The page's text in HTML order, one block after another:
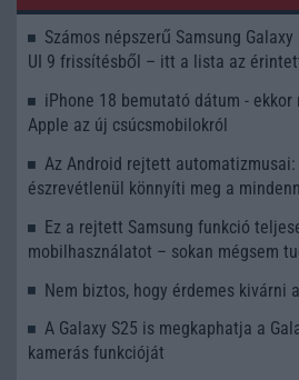
Számos népszerű Samsung
UI 9 frissítésből – itt a lista az
iPhone 18 bemutató dátum -
Apple az új csúcsmobilokról
Az Android rejtett
észrevétlenül könnyíti meg a
Ez a rejtett Samsung funkció
mobilhasználatot – sokan mégsem
Nem biztos, hogy érdemes kivárni
A Galaxy S25 is megkaphatja a
kamerás funkcióját